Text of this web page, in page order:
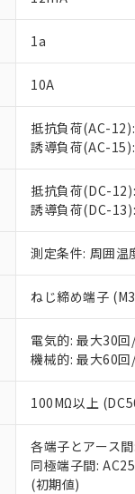
1a
10A
抵抗負荷(AC-
誘導負荷(AC-
抵抗負荷(DC-
誘導負荷(DC-
測定条件: 周囲
ねじ締め端子
電気的: 最大30
機械的: 最大60
100MΩ以上
各端子とアース
同極端子間:
(初期値)
本サー
当社制
い。
正式な
当社販
在庫状
す。
マイパ
ている
お客様
が、当
さい。
いる法
*EU RoHS指令（
フタル酸ビス(2-
ル（DBP）
但し、RoHS指令
フタル酸エステ
※2 対応予
部品在庫の切
※3 非含有
EU RoHS指
51物質の非含
※本証明書は
また、RoHS
混在すること
既に当社にて
り割愛してお
「×」：最大
Pb(鉛) :1000ppm
DEHP(フタル酸
※2 環境保
「ｅ」：有害
味します。
「－」：未確
当社は
などの
ます。
当社は
置等に
当社は
たしま
△ 一
－
在
機
空
受